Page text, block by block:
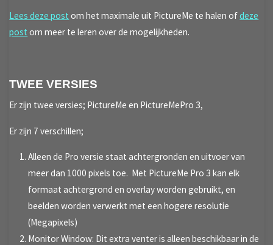
Lees deze post om het maximale uit PictureMe te halen ofdeze
post om meer te leren over de mogelijkheden.
TWEE VERSIES
Er zijn twee versies; PictureMe en PictureMePro 3,
Er zijn 7 verschillen;
Alleen de Pro versie staat achtergronden en uitvoer van
meer dan 1000 pixels toe. Met PictureMe Pro 3 kan elk
formaat achtergrond en overlay worden gebruikt, en
beelden worden verwerkt met een hogere resolutie
(Megapixels)
Monitor Window: Dit extra venter is alleen beschikbaar in de